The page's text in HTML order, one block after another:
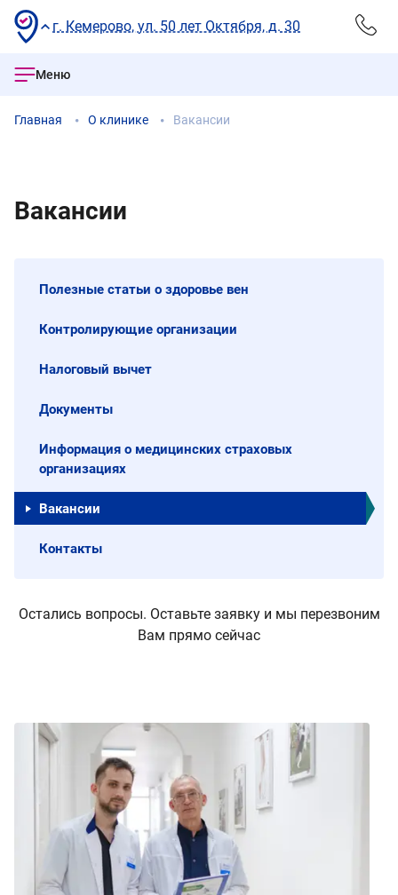
г. Кемерово, ул. 50 лет Октября, д. 30
Меню
Главная О клинике Вакансии
Вакансии
Полезные статьи о здоровье вен
Контролирующие организации
Налоговый вычет
Документы
Информация о медицинских страховых
организациях
Вакансии
Контакты
Остались вопросы. Оставьте заявку и мы перезвоним
Вам прямо сейчас